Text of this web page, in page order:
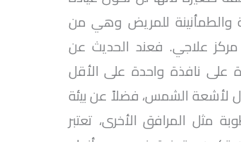
والطمأنينة للمريض وهي من
علاجي. فعند الحديث عن
على نافذة واحدة على الأقل
لأشعة الشمس، فضلاً عن بيئة
مثل المرافق الأخرى، تعتبر